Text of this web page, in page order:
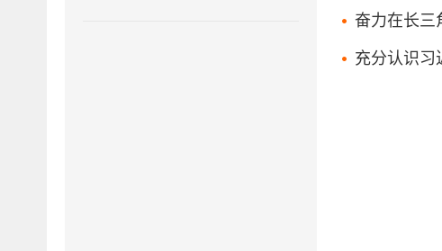
奋力在长三
充分认识习